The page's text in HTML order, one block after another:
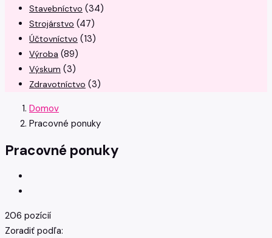
Stavebníctvo (34)
Strojárstvo (47)
Účtovníctvo (13)
Výroba (89)
Výskum (3)
Zdravotníctvo (3)
Domov
Pracovné ponuky
Pracovné ponuky
206 pozícií
Zoradiť podľa: